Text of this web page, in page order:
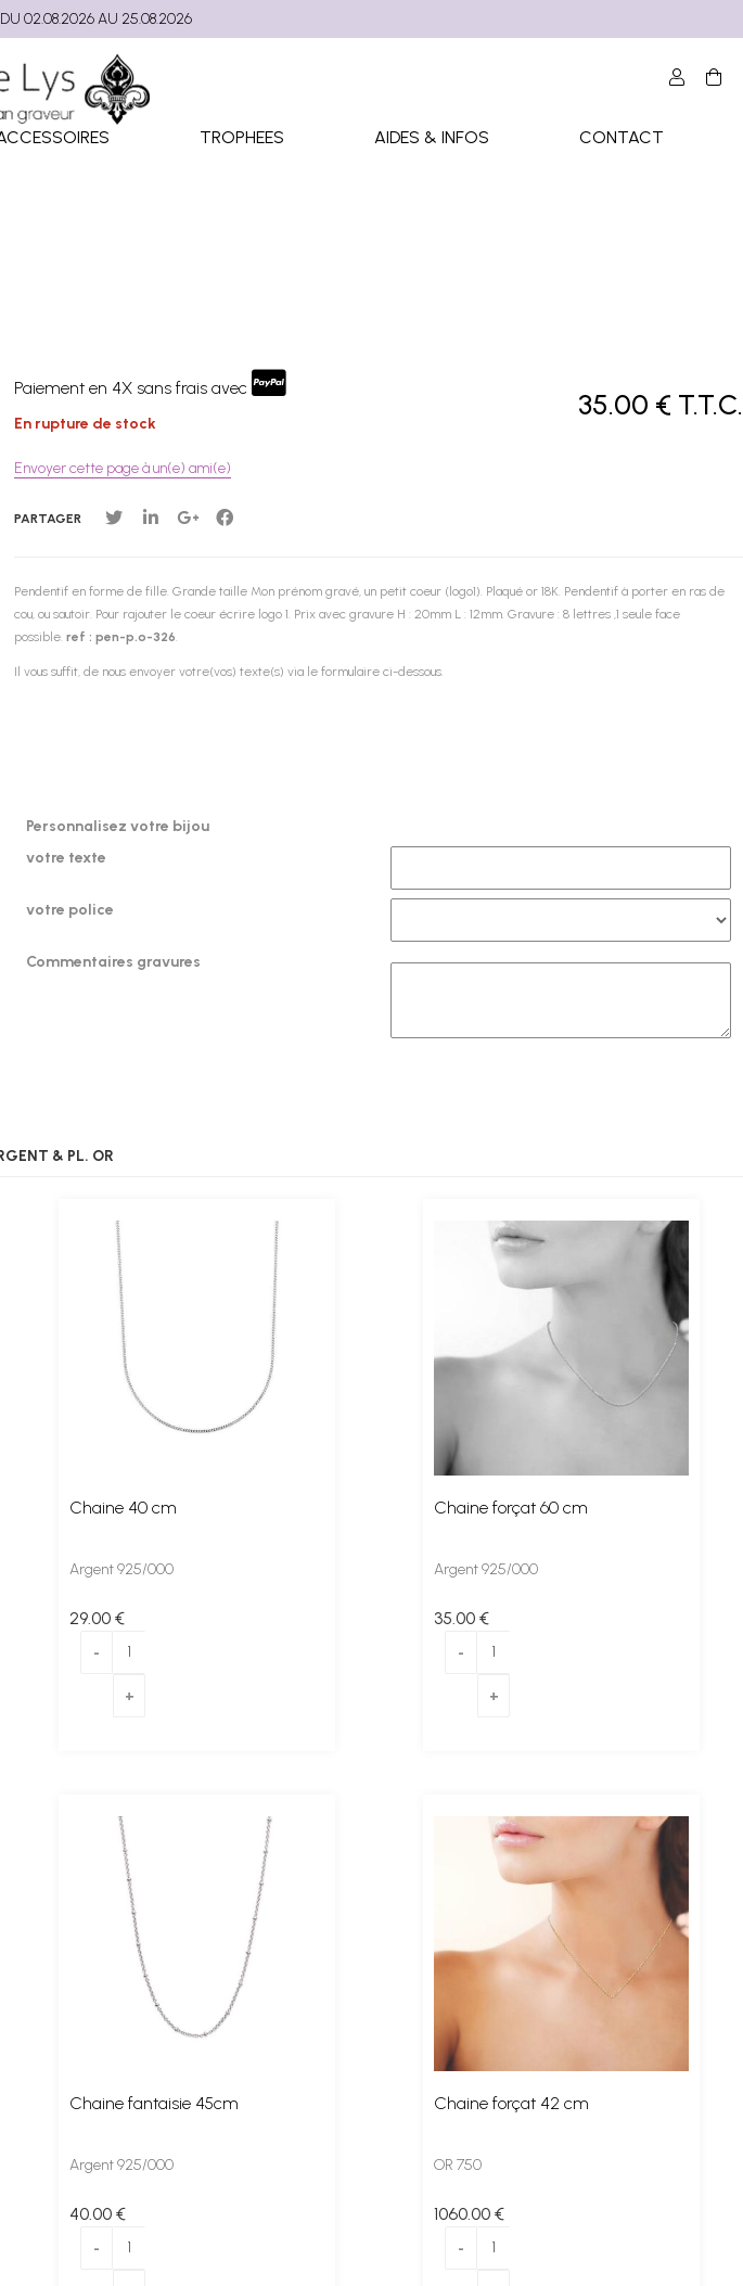
TROPHEES AIDES & INFOS CONTACT
35.00 € T.T.C.
Paiement en 4X sans frais avec
En rupture de stock
Envoyer cette page à un(e) ami(e)
PARTAGER
Pendentif en forme de fille. Grande taille Mon prénom gravé, un petit coeur (logo1). Plaqué or 18K. Pendentif à porter en ras de
cou, ou sautoir. Pour rajouter le coeur écrire logo 1. Prix avec gravure H : 20mm L : 12mm. Gravure : 8 lettres ,1 seule face
possible. ref : pen-p.o-326.
Il vous suffit, de nous envoyer votre(vos) texte(s) via le formulaire ci-dessous.
Personnalisez votre bijou
votre texte
votre police
Commentaires gravures
& PL. OR
Chaine 40 cm
Argent 925/000
29.00 €
Chaine forçat 60 cm
Argent 925/000
35.00 €
Chaine fantaisie 45cm
Argent 925/000
40.00 €
Chaine forçat 42 cm
OR 750
1060.00 €
02.08.2026 AU 25.08.2026